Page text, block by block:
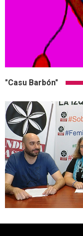
"Casu Barbón"